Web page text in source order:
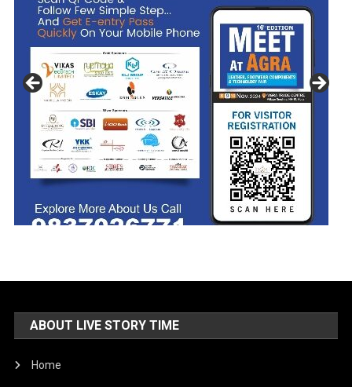
ABOUT LIVE STORY TIME
Home